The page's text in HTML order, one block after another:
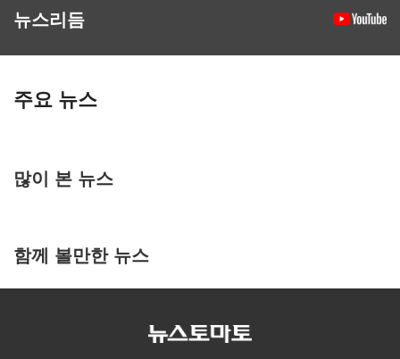
뉴스리듬
주요 뉴스
많이 본 뉴스
함께 볼만한 뉴스